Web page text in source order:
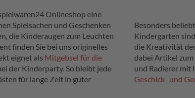
Onlineshop eine
Spielsachen und Geschenken
die Kinderaugen zum Leuchten
finden Sie bei uns originelles
eignet als Mitgebsel für die
der Kinderparty. So bleibt jede
für lange Zeit in guter
Besonders
Kindergarten
die Kreativität
dabei Artikel zum
und Radierer mit
Geschick- und